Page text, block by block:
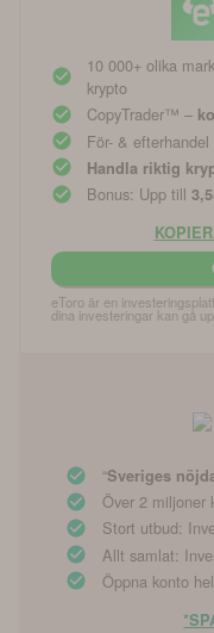
10 000+ olika
krypto
CopyTrader™ –
För- &
Handla riktig
Bonus: Upp till
eToro är en
dina investeringar kan gå
“Sveriges
Över 2 miljoner
Stort utbud:
Allt samlat:
Öppna konto